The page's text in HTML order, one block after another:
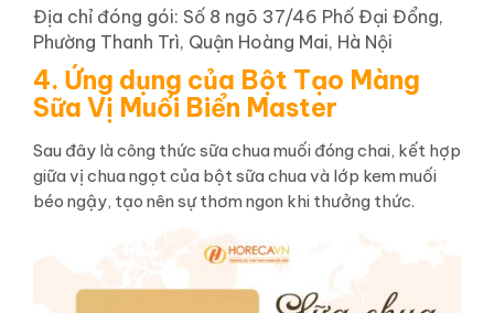
Địa chỉ đóng gói: Số 8 ngõ 37/46 Phố Đại Đổng,
Phường Thanh Trì, Quận Hoàng Mai, Hà Nội
4. Ứng dụng của Bột Tạo Màng
Sữa Vị Muối Biển Master
Sau đây là công thức sữa chua muối đóng chai, kết hợp
giữa vị chua ngọt của bột sữa chua và lớp kem muối
béo ngậy, tạo nên sự thơm ngon khi thưởng thức.